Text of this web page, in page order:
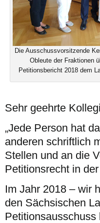
Die Ausschussvorsitzende
Obleute der Fraktionen
Petitionsbericht 2018 dem
Sehr geehrte
„Jede Person hat
anderen schriftlich
Stellen und an die
Petitionsrecht in
Im Jahr 2018 – wir
den Sächsischen